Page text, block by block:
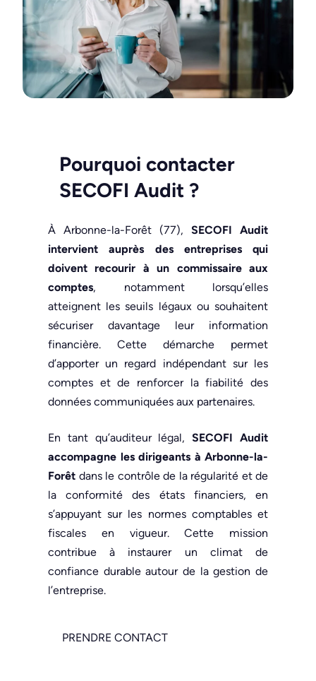
Pourquoi contacter
SECOFI Audit ?
À Arbonne-la-Forêt (77), SECOFI Audit
intervient auprès des entreprises qui
doivent recourir à un commissaire aux
comptes, notamment lorsqu’elles
atteignent les seuils légaux ou souhaitent
sécuriser davantage leur information
financière. Cette démarche permet
d’apporter un regard indépendant sur les
comptes et de renforcer la fiabilité des
données communiquées aux partenaires.
En tant qu’auditeur légal,SECOFI Audit
accompagne les dirigeants à Arbonne-la-
Forêt dans le contrôle de la régularité et de
la conformité des états financiers, en
s’appuyant sur les normes comptables et
fiscales en vigueur. Cette mission
contribue à instaurer un climat de
confiance durable autour de la gestion de
l’entreprise.
PRENDRE CONTACT